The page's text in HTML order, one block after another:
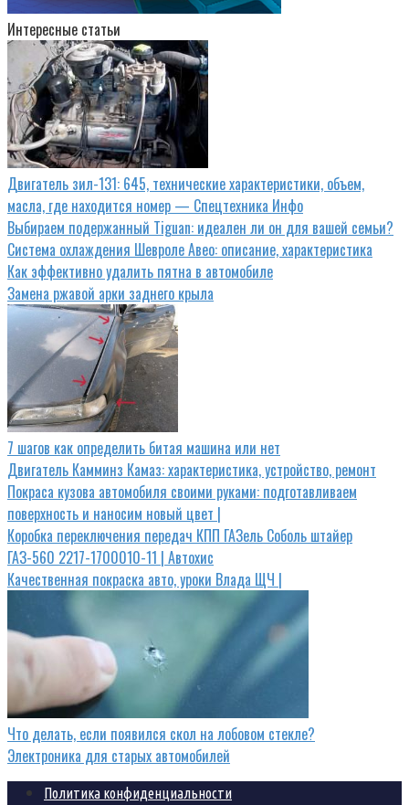
Интересные статьи
Двигатель зил-131: 645, технические характеристики, объем,
масла, где находится номер — Спецтехника Инфо
Выбираем подержанный Tiguan: идеален ли он для вашей семьи?
Система охлаждения Шевроле Авео: описание, характеристика
Как эффективно удалить пятна в автомобиле
Замена ржавой арки заднего крыла
7 шагов как определить битая машина или нет
Двигатель Камминз Камаз: характеристика, устройство, ремонт
Покраса кузова автомобиля своими руками: подготавливаем
поверхность и наносим новый цвет |
Коробка переключения передач КПП ГАЗель Соболь штайер
ГАЗ-560 2217-1700010-11 | Автохис
Качественная покраска авто, уроки Влада ЩЧ |
Что делать, если появился скол на лобовом стекле?
Электроника для старых автомобилей
Политика конфиденциальности